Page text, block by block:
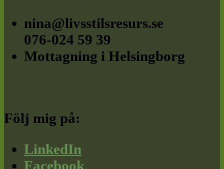
nina@livsstilsresurs.se
076-024 59 39
Mottagning i Helsingborg
Följ mig på:
LinkedIn
Facebook